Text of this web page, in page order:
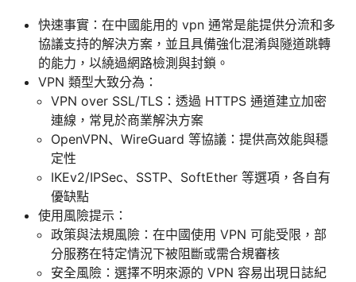
快速事實：在中國能用的 vpn 通常是能提供分流和多
協議支持的解決方案，並且具備強化混淆與隧道跳轉
的能力，以繞過網路檢測與封鎖。
VPN 類型大致分為：
VPN over SSL/TLS：透過 HTTPS 通道建立加密
連線，常見於商業解決方案
OpenVPN、WireGuard 等協議：提供高效能與穩
定性
IKEv2/IPSec、SSTP、SoftEther 等選項，各自有
優缺點
使用風險提示：
政策與法規風險：在中國使用 VPN 可能受限，部
分服務在特定情況下被阻斷或需合規審核
安全風險：選擇不明來源的 VPN 容易出現日誌紀